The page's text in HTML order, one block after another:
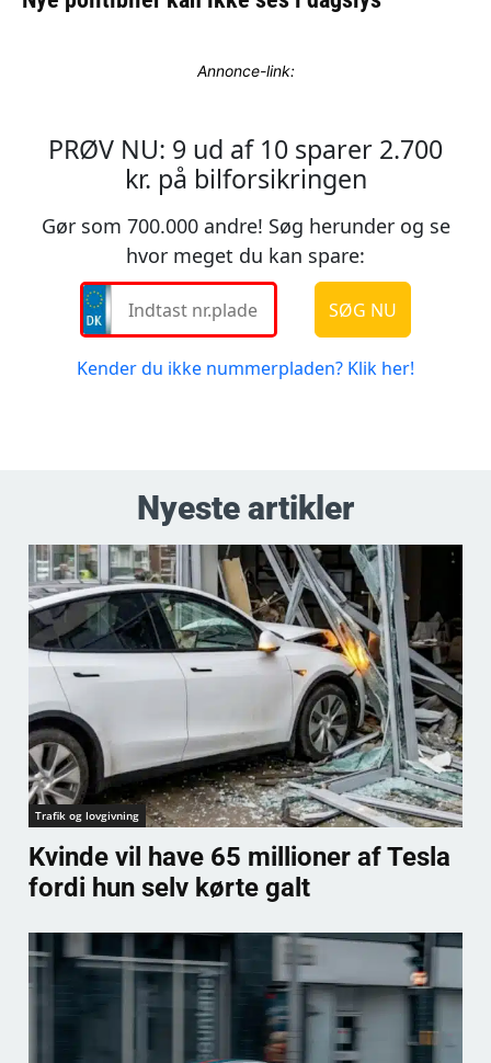
Annonce-link:
Nyeste artikler
Trafik og lovgivning
Kvinde vil have 65 millioner af Tesla
fordi hun selv kørte galt